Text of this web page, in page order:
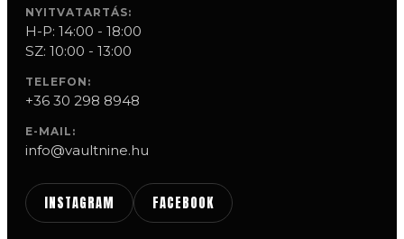
NYITVATARTÁS:
H-P: 14:00 - 18:00
SZ: 10:00 - 13:00
TELEFON:
+36 30 298 8948
E-MAIL:
info@vaultnine.hu
INSTAGRAM FACEBOOK